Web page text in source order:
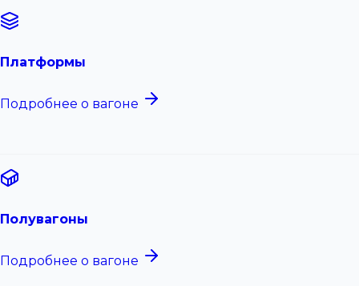
Платформы
Подробнее о вагоне
Полувагоны
Подробнее о вагоне